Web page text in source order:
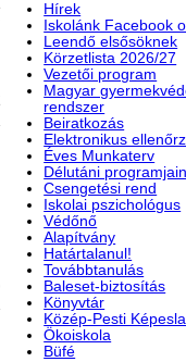
Hírek
Iskolánk Facebook
Leendő elsősöknek
Körzetlista 2026/27
Vezetői program
Magyar
rendszer
Beiratkozás
Elektronikus
Éves Munkaterv
Délutáni
Csengetési rend
Iskolai pszichológus
Védőnő
Alapítvány
Határtalanul!
Továbbtanulás
Baleset-biztosítás
Könyvtár
Közép-Pesti
Ökoiskola
Büfé